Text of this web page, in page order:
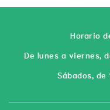
Horario
De lunes a viernes,
Sábados, de